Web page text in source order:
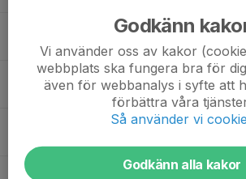
20
Godkänn
Vi använder oss av kakor
webbplats ska fungera bra för
även för webbanalys i syfte att
förbättra våra
Så använder vi
Godkänn alla kakor